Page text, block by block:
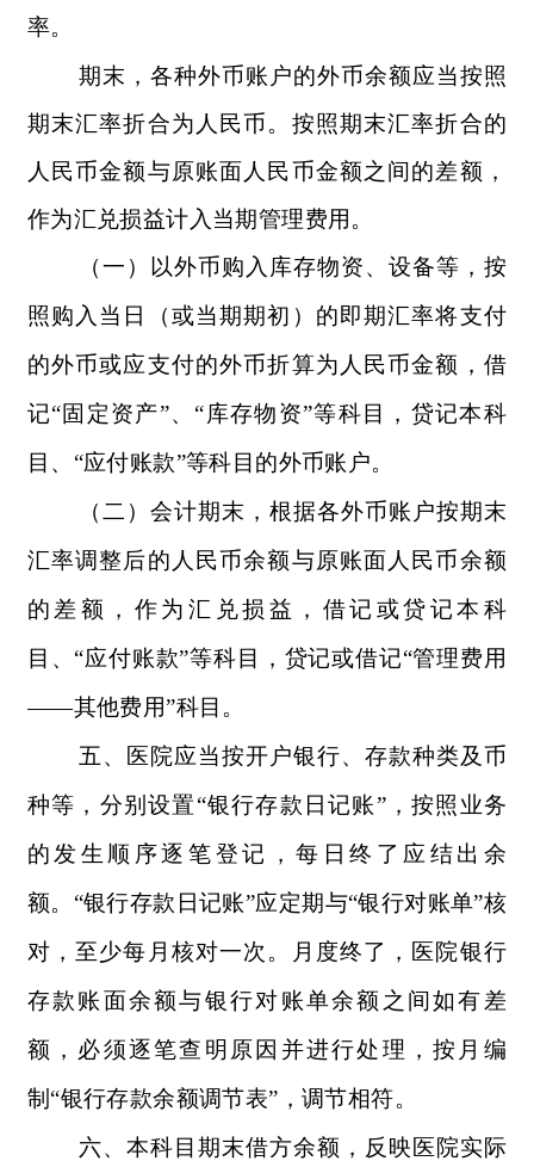
率。
期末，各种外币账户的外币余额应当按照
期末汇率折合为人民币。按照期末汇率折合的
人民币金额与原账面人民币金额之间的差额，
作为汇兑损益计入当期管理费用。
（一）以外币购入库存物资、设备等，按
照购入当日（或当期期初）的即期汇率将支付
的外币或应支付的外币折算为人民币金额，借
记“固定资产”、“库存物资”等科目，贷记本科
目、“应付账款”等科目的外币账户。
（二）会计期末，根据各外币账户按期末
汇率调整后的人民币余额与原账面人民币余额
的差额，作为汇兑损益，借记或贷记本科
目、“应付账款”等科目，贷记或借记“管理费用
——其他费用”科目。
五、医院应当按开户银行、存款种类及币
种等，分别设置“银行存款日记账”，按照业务
的发生顺序逐笔登记，每日终了应结出余
额。“银行存款日记账”应定期与“银行对账单”核
对，至少每月核对一次。月度终了，医院银行
存款账面余额与银行对账单余额之间如有差
额，必须逐笔查明原因并进行处理，按月编
制“银行存款余额调节表”，调节相符。
六、本科目期末借方余额，反映医院实际